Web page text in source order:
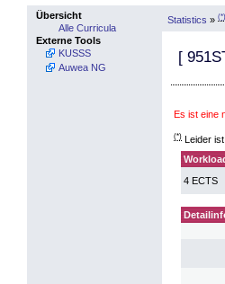
Übersicht
Alle Curricula
Externe Tools
KUSSS
Auwea NG
Statistics » (*)
[
Es ist eine
(*) Leider
4 ECTS